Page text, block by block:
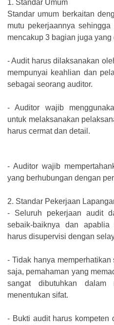
1. Standar Umum
Standar umum berkaitan
mutu pekerjaannya
mencakup 3 bagian juga yang
-Audit harus dilaksanakan
mempunyai keahlian dan
sebagai seorang auditor.
-
Auditor wajib
untuk melaksanakan
harus cermat dan detail.
- Auditor wajib
yang berhubungan dengan
2. Standar Pekerjaan
-
Seluruh pekerjaan audit
sebaik-baiknya dan
harus disupervisi dengan
- Tidak hanya
saja, pemahaman yang
sangat dibutuhkan dalam
menentukan sifat.
- Bukti audit harus kompeten